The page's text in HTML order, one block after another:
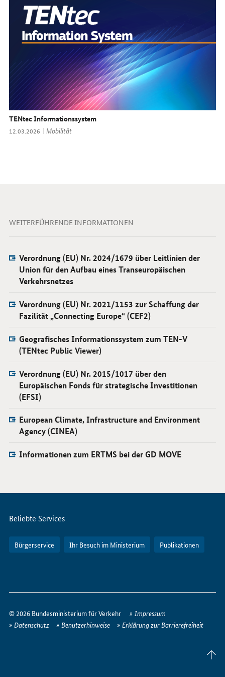
TENtec Informationssystem
Datum:
12.03.2026 Thema:
Mobilität
WEITERFÜHRENDE INFORMATIONEN
Verordnung (EU) Nr. 2024/1679 über Leitlinien der
Union für den Aufbau eines Transeuropäischen
Verkehrsnetzes
Verordnung (EU) Nr. 2021/1153 zur Schaffung der
Fazilität „Connecting Europe“ (CEF2)
Geografisches Informationssystem zum TEN-V
(TENtec Public Viewer)
Verordnung (EU) Nr. 2015/1017 über den
Europäischen Fonds für strategische Investitionen
(EFSI)
European Climate, Infrastructure and Environment
Agency (CINEA)
Informationen zum ERTMS bei der GD MOVE
Servicemenü
Beliebte Services
Bürgerservice Ihr Besuch im Ministerium Publikationen
erreichen
Sie
© 2026 Bundesministerium für Verkehr
Impressum
Datenschutz
Benutzerhinweise Erklärung zur Barrierefreiheit